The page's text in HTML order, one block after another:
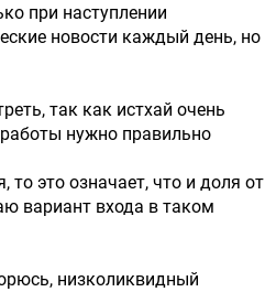
при наступлении
новости каждый день, но
так как истхай очень
нужно правильно
то это означает, что и доля от
вариант входа в таком
низколиквидный